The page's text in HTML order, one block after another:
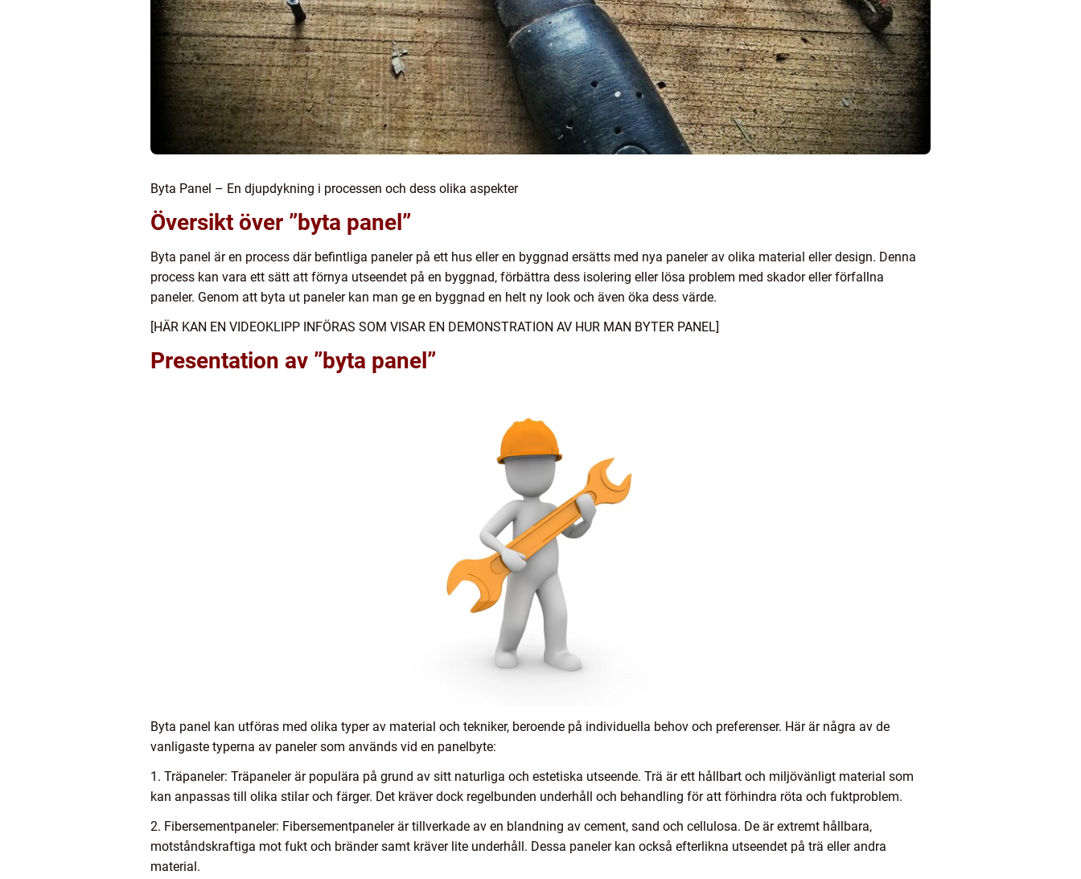
Byta Panel – En djupdykning i processen och dess olika aspekter
Översikt över ”byta panel”
Byta panel är en process där befintliga paneler på ett hus eller en byggnad ersätts med nya paneler av olika material eller design. Denna
process kan vara ett sätt att förnya utseendet på en byggnad, förbättra dess isolering eller lösa problem med skador eller förfallna
paneler. Genom att byta ut paneler kan man ge en byggnad en helt ny look och även öka dess värde.
[HÄR KAN EN VIDEOKLIPP INFÖRAS SOM VISAR EN DEMONSTRATION AV HUR MAN BYTER PANEL]
Presentation av ”byta panel”
Byta panel kan utföras med olika typer av material och tekniker, beroende på individuella behov och preferenser. Här är några av de
vanligaste typerna av paneler som används vid en panelbyte:
1. Träpaneler: Träpaneler är populära på grund av sitt naturliga och estetiska utseende. Trä är ett hållbart och miljövänligt material som
kan anpassas till olika stilar och färger. Det kräver dock regelbunden underhåll och behandling för att förhindra röta och fuktproblem.
2. Fibersementpaneler: Fibersementpaneler är tillverkade av en blandning av cement, sand och cellulosa. De är extremt hållbara,
motståndskraftiga mot fukt och bränder samt kräver lite underhåll. Dessa paneler kan också efterlikna utseendet på trä eller andra
material.